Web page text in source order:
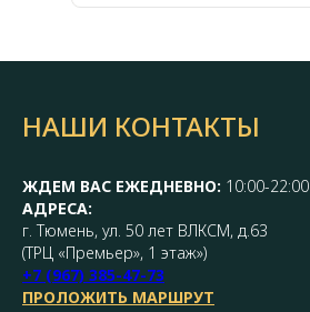
НАШИ КОНТАКТЫ
ЖДЕМ ВАС ЕЖЕДНЕВНО: 10:00-22:00
АДРЕСА:
г. Тюмень, ул. 50 лет ВЛКСМ, д.63
(ТРЦ «Премьер», 1 этаж»)
+7 (967) 385-47-73
ПРОЛОЖИТЬ МАРШРУТ